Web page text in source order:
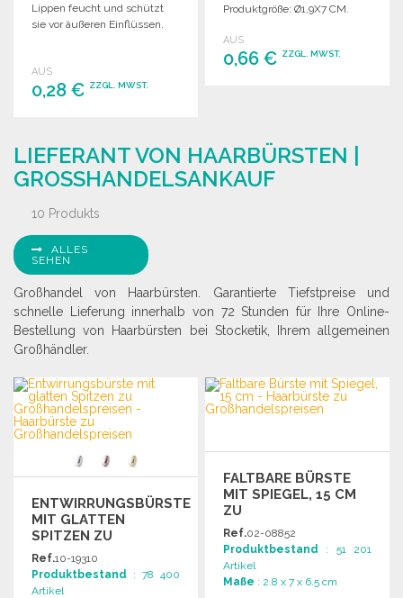
Lippen feucht und schützt
sie vor äußeren Einflüssen.
AUS
0,28 € ZZGL. MWST.
Angebot anfordern
Produktgröße: Ø1,9X7 CM.
AUS
0,66 € ZZGL. MWST.
LIEFERANT VON HAARBÜRSTEN |
GROSSHANDELSANKAUF
10 Produkts
ALLES
SEHEN
Großhandel von Haarbürsten. Garantierte Tiefstpreise und
schnelle Lieferung innerhalb von 72 Stunden für Ihre Online-
Bestellung von Haarbürsten bei Stocketik, Ihrem allgemeinen
Großhändler.
ENTWIRRUNGSBÜRSTE
MIT GLATTEN
SPITZEN ZU
GROSSHANDELSPREISEN
Ref.10-19310
Produktbestand : 78 400
Artikel
FALTBARE BÜRSTE
MIT SPIEGEL, 15 CM
ZU
GROSSHANDELSPREISEN
Ref.02-08852
Produktbestand : 51 201
Artikel
Maße : 2.8 x 7 x 6.5 cm